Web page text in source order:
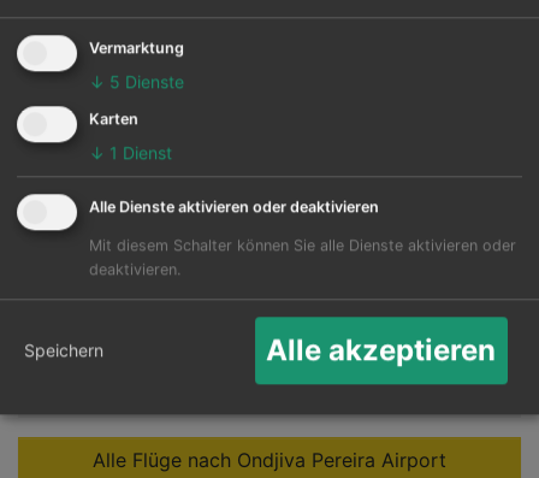
MUC VPE
FRA
CGN VPE ab 394 € * Suche
VPE ab 404 € * Suche
ab 423 € * Suche
ab 428 € * Suche
Alle Flüge nach Ondjiva Pereira Airport
Vermarktung
↓ 5 Dienste
Karten
↓ 1 Dienst
Alle Dienste aktivieren oder deaktivieren
Mit diesem Schalter können Sie alle Dienste aktivieren oder
deaktivieren.
Speichern Alle akzeptieren